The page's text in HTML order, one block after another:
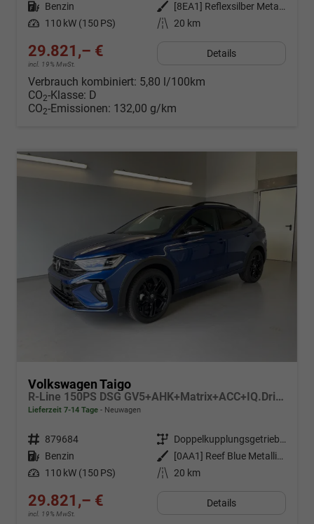
Kraftstoff Benzin Außenfarbe
[8EA1] Reflexsilber Metallic / Dach Schwarz
Leistung 110 kW (150 PS) Kilometerstand 20 km
29.821,– €
incl. 19% MwSt.
Details
Verbrauch kombiniert: 5,80 l/100km
CO2-Klasse: D
CO2-Emissionen: 132,00 g/km
Volkswagen Taigo
R-Line 150PS DSG GV5+AHK+Matrix+ACC+IQ.Drive+Black+Kamera+Keyless+Alu18
Lieferzeit 7-14 Tage Neuwagen
Fahrzeugnr. 879684 Getriebe
Doppelkupplungsgetriebe (DSG)
Kraftstoff Benzin Außenfarbe
[0AA1] Reef Blue Metallic / Dach Schwarz
Leistung 110 kW (150 PS) Kilometerstand 20 km
29.821,– €
incl. 19% MwSt.
Details